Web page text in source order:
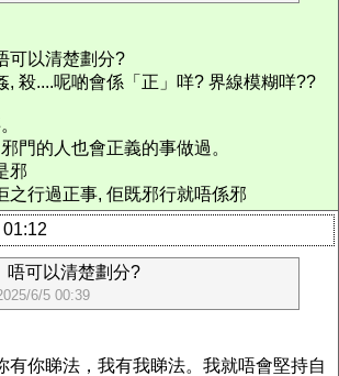
可以清楚劃分?
, 殺....呢啲會係「正」咩? 界線模糊咩??
門的人也會正義的事做過。
邪
之行過正事, 佢既邪行就唔係邪
唔可以清楚劃分?
6/5 00:39
你睇法，我有我睇法。我就唔會堅持自